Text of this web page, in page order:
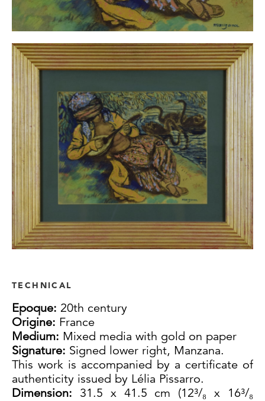
TECHNICAL
Epoque: 20th century
Origine: France
Medium: Mixed media with gold on paper
Signature: Signed lower right, Manzana.
This work is accompanied by a certificate of
authenticity issued by Lélia Pissarro.
Dimension: 31.5 x 41.5 cm (12³/₈ x 16³/₈